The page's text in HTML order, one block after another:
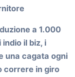
a 1.000
il biz, i
una cagata ogni
correre in giro